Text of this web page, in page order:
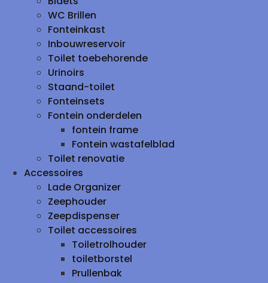
WC Brillen
Fonteinkast
Inbouwreservoir
Toilet toebehorende
Urinoirs
Staand-toilet
Fonteinsets
Fontein onderdelen
fontein frame
Fontein wastafelblad
Toilet renovatie
Accessoires
Lade Organizer
Zeephouder
Zeepdispenser
Toilet accessoires
Toiletrolhouder
toiletborstel
Prullenbak